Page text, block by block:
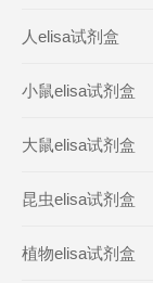
人elisa试剂盒
小鼠elisa试剂盒
大鼠elisa试剂盒
昆虫elisa试剂盒
植物elisa试剂盒